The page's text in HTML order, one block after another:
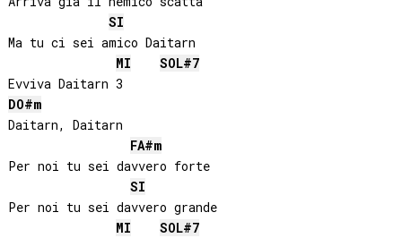
SI
Ma tu ci sei amico Daitarn
MI
SOL#7
DO#m
Daitarn, Daitarn
FA#m
Per noi tu sei davvero forte
SI
Per noi tu sei davvero grande
MI
SOL#7